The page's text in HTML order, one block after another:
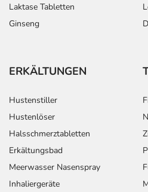
Laktase Tabletten
Ginseng
ERKÄLTUNGEN
Hustenstiller
Hustenlöser
Halsschmerztabletten
Erkältungsbad
Meerwasser Nasenspray
Inhaliergeräte